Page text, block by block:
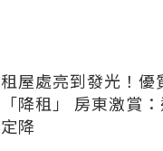
租屋處亮到發光！優
「降租」 房東激賞
定降